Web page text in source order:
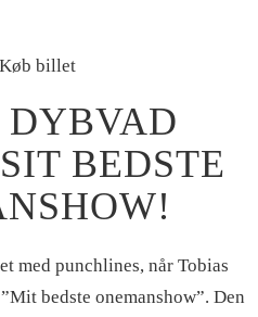
Køb billet
BEDSTE
med punchlines, når Tobias
bedste onemanshow”. Den